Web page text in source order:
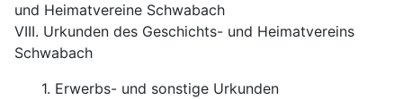
und Heimatvereine Schwabach
VIII. Urkunden des Geschichts- und Heimatvereins
Schwabach
1. Erwerbs- und sonstige Urkunden